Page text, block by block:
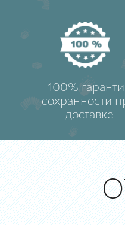
100%
сохранности
доставке